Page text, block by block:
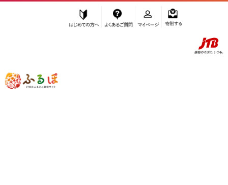
ふるぽ JTBのふるさと納税サイト